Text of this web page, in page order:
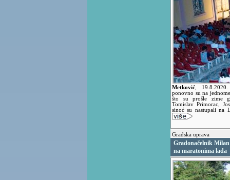
Metković
ponovno su na
što su prošle zime
Tomislav Primorac,
sinoć su nastupali na
Gradska uprava
Gradonačelnik
na maratonima lađa